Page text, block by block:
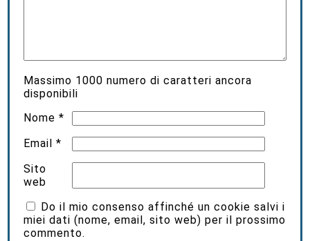
Massimo 1000 numero di caratteri ancora
disponibili
Nome*
Email*
Sito
web
Do il mio consenso affinché un cookie salvi i
miei dati (nome, email, sito web) per il prossimo
commento.